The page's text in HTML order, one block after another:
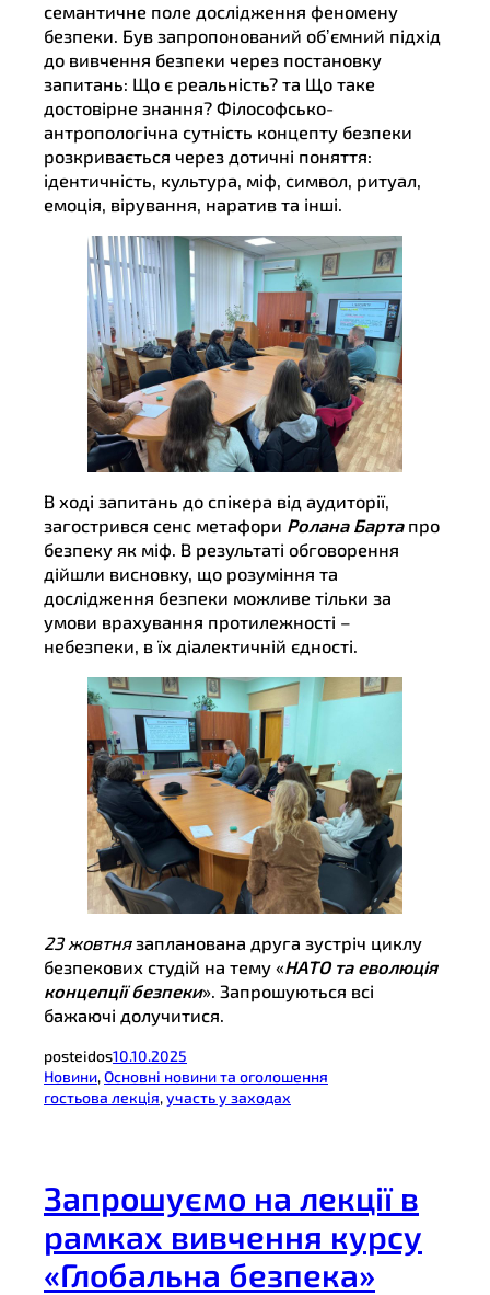
семантичне поле дослідження феномену
безпеки. Був запропонований обʼємний підхід
до вивчення безпеки через постановку
запитань: Що є реальність? та Що таке
достовірне знання? Філософсько-
антропологічна сутність концепту безпеки
розкривається через дотичні поняття:
ідентичність, культура, міф, символ, ритуал,
емоція, вірування, наратив та інші.
В ході запитань до спікера від аудиторії,
загострився сенс метафори Ролана Бартапро
безпеку як міф. В результаті обговорення
дійшли висновку, що розуміння та
дослідження безпеки можливе тільки за
умови врахування протилежності –
небезпеки, в їх діалектичній єдності.
23 жовтнязапланована друга зустріч циклу
безпекових студій на тему «НАТО та еволюція
концепції безпеки». Запрошуються всі
бажаючі долучитися.
posteidos10.10.2025
Новини, Основні новини та оголошення
гостьова лекція, участь у заходах
Запрошуємо на лекції в
рамках вивчення курсу
«Глобальна безпека»